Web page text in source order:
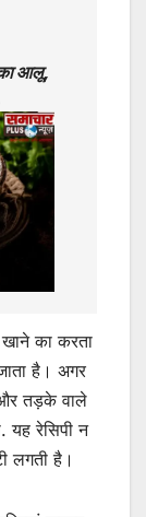
आलू,
का करता
है। अगर
तड़के वाले
रेसिपी न
लगती है।